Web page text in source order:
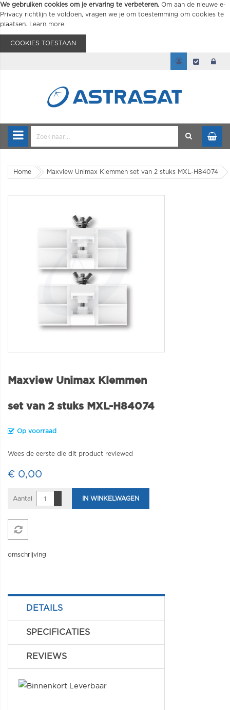
We gebruiken cookies om je ervaring te verbeteren. Om aan de nieuwe e-
Privacy richtlijn te voldoen, vragen we je om toestemming om cookies te
plaatsen.
Learn more.
COOKIES TOESTAAN
Home Maxview Unimax Klemmen set van 2 stuks MXL-H84074
Maxview Unimax Klemmen
set van 2 stuks MXL-H84074
Op voorraad
Wees de eerste die dit product reviewed
€ 0,00
Aantal IN WINKELWAGEN
omschrijving
DETAILS
SPECIFICATIES
REVIEWS